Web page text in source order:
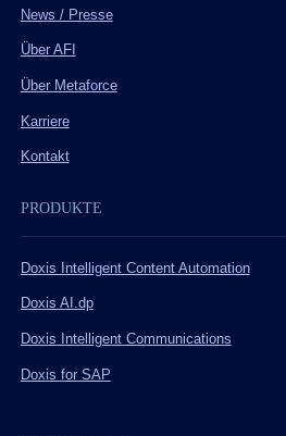
News / Presse
Über AFI
Über Metaforce
Karriere
Kontakt
PRODUKTE
Doxis Intelligent Content Automation
Doxis AI.dp
Doxis Intelligent Communications
Doxis for SAP